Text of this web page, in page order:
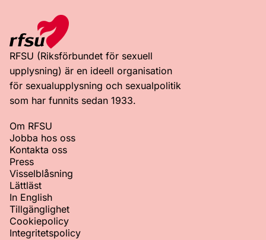
RFSU (Riksförbundet för sexuell
upplysning) är en ideell organisation
för sexualupplysning och sexualpolitik
som har funnits sedan 1933.
Om RFSU
Jobba hos oss
Kontakta oss
Press
Visselblåsning
Lättläst
In English
Tillgänglighet
Cookiepolicy
Integritetspolicy